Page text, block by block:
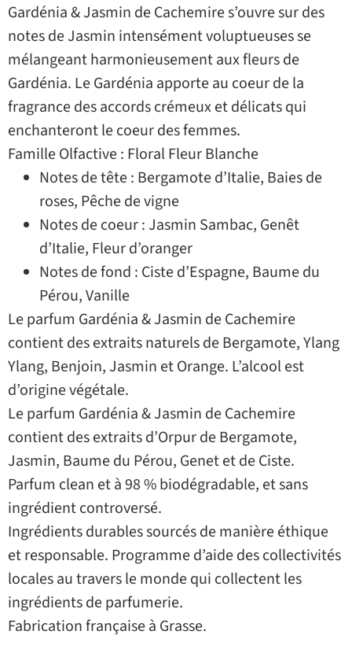
Gardénia & Jasmin de Cachemire s’ouvre sur des
notes de Jasmin intensément voluptueuses se
mélangeant harmonieusement aux fleurs de
Gardénia. Le Gardénia apporte au coeur de la
fragrance des accords crémeux et délicats qui
enchanteront le coeur des femmes.
Famille Olfactive : Floral Fleur Blanche
Notes de tête : Bergamote d’Italie, Baies de
roses, Pêche de vigne
Notes de coeur : Jasmin Sambac, Genêt
d’Italie, Fleur d’oranger
Notes de fond : Ciste d’Espagne, Baume du
Pérou, Vanille
Le parfum Gardénia & Jasmin de Cachemire
contient des extraits naturels de Bergamote, Ylang
Ylang, Benjoin, Jasmin et Orange. L’alcool est
d’origine végétale.
Le parfum Gardénia & Jasmin de Cachemire
contient des extraits d’Orpur de Bergamote,
Jasmin, Baume du Pérou, Genet et de Ciste.
Parfum clean et à 98 % biodégradable, et sans
ingrédient controversé.
Ingrédients durables sourcés de manière éthique
et responsable. Programme d’aide des collectivités
locales au travers le monde qui collectent les
ingrédients de parfumerie.
Fabrication française à Grasse.